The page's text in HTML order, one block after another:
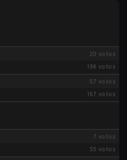
20 votos
196 votos
57 votos
167 votos
7 votos
55 votos